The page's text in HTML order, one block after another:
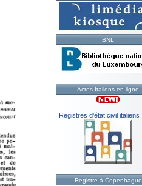
BNL
Actes Italiens en ligne
Registres d’état civil italiens
Registre à Copenhague